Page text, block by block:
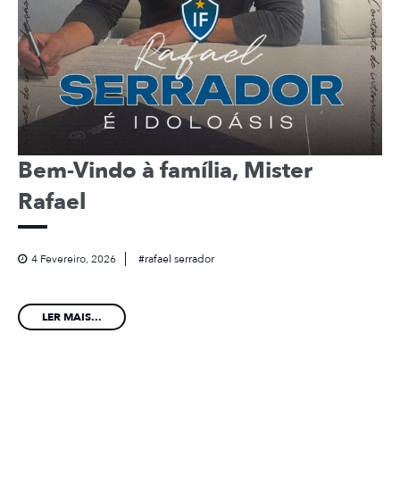
Bem-Vindo à família, Mister
Rafael
4 Fevereiro, 2026 rafael serrador
LER MAIS...